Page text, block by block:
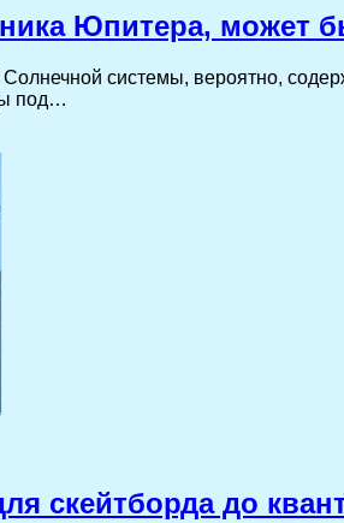
Юпитера, может
системы, вероятно,
под…
скейтборда до